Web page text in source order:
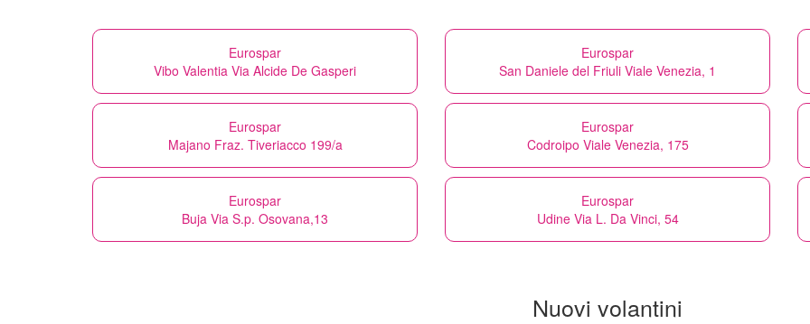
Eurospar
Vibo Valentia Via Alcide De Gasperi
Eurospar
San Daniele del Friuli Viale Venezia, 1
Eurospar
Majano Fraz. Tiveriacco 199/a
Eurospar
Codroipo Viale Venezia, 175
Eurospar
Buja Via S.p. Osovana,13
Eurospar
Udine Via L. Da Vinci, 54
Nuovi volantini